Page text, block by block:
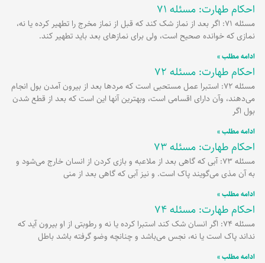
احکام طهارت: مسئله 71
مسئله 71: اگر بعد از نماز شک کند که قبل از نماز مخرج را تطهیر کرده یا نه،
نمازی که خوانده صحیح است، ولی برای نمازهای بعد باید تطهیر کند.
ادامه مطلب »
احکام طهارت: مسئله 72
مسئله 72: استبرا عمل مستحبی است که مردها بعد از بیرون آمدن بول انجام
می‌دهند، وآن دارای اقسامی است، وبهترین آنها این است که بعد از قطع شدن
بول اگر
ادامه مطلب »
احکام طهارت: مسئله 73
مسئله 73: آبی که گاهی بعد از ملاعبه و بازی کردن از انسان خارج می‌شود و
به آن مذی می‌گویند پاک است. و نیز آبی که گاهی بعد از منی
ادامه مطلب »
احکام طهارت: مسئله 74
مسئله 74: اگر انسان شک کند استبرا کرده یا نه و رطوبتی از او بیرون آید که
نداند پاک است یا نه، نجس می‌باشد و چنانچه وضو گرفته باشد باطل
ادامه مطلب »